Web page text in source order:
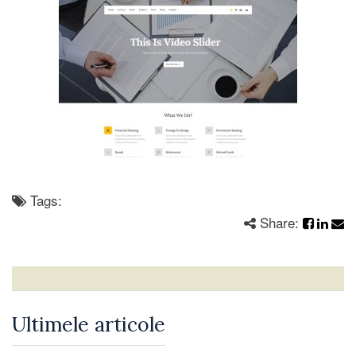
Tags:
Share:
Ultimele articole